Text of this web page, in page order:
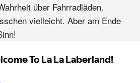
über Fahrradläden.
vielleicht. Aber am Ende